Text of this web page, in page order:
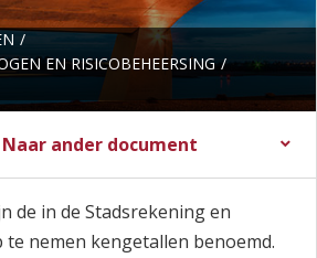
EN RISICOBEHEERSING
Naar ander document
Stadsbegroting 2017
Stadsrekening 2016
de in de Stadsrekening en
nemen kengetallen benoemd.